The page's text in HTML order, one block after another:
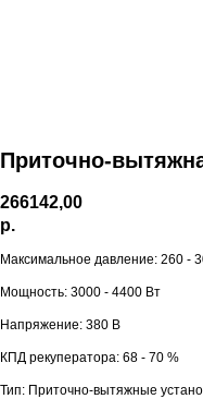
Приточно-
266142,00
р.
Максимальное давление: 260 -
Мощность: 3000 - 4400 Вт
Напряжение: 380 В
КПД рекуператора: 68 - 70 %
Тип: Приточно-вытяжные